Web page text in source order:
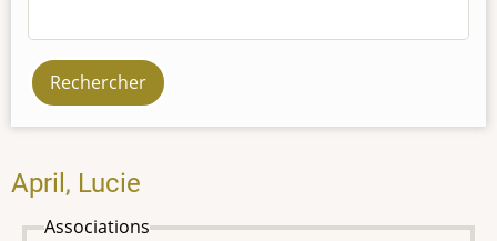
April, Lucie
Associations